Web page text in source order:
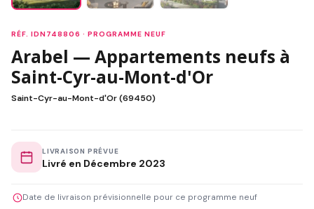
RÉF. IDN748806 · PROGRAMME NEUF
Arabel — Appartements neufs à
Saint-Cyr-au-Mont-d'Or
Saint-Cyr-au-Mont-d'Or (69450)
LIVRAISON PRÉVUE
Livré en Décembre 2023
Date de livraison prévisionnelle pour ce programme neuf